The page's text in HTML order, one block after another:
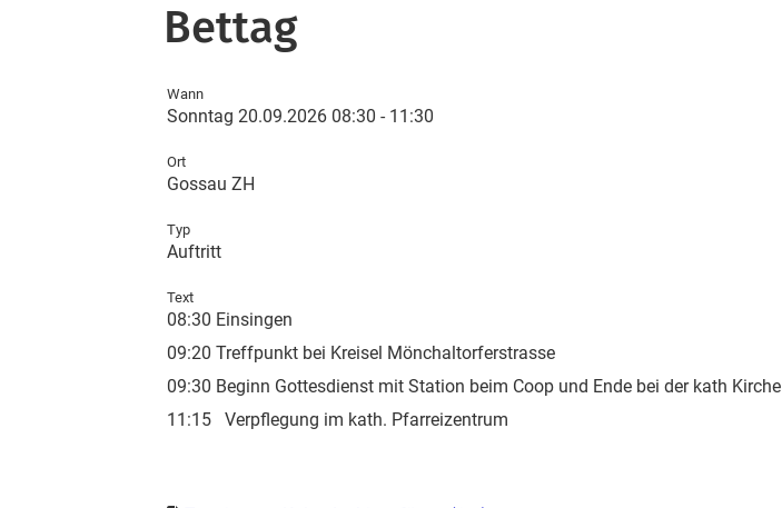
Bettag
Wann
Sonntag 20.09.2026 08:30 - 11:30
Ort
Gossau ZH
Typ
Auftritt
Text
08:30 Einsingen
09:20 Treffpunkt bei Kreisel Mönchaltorferstrasse
09:30 Beginn Gottesdienst mit Station beim Coop und Ende bei der kath Kirche
11:15 Verpflegung im kath. Pfarreizentrum